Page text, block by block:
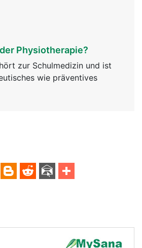
Physiotherapie?
zur Schulmedizin und ist
wie präventives